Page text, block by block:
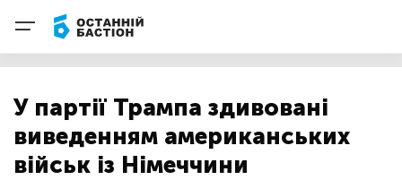
У партії Трампа здивовані
виведенням американських
військ із Німеччини